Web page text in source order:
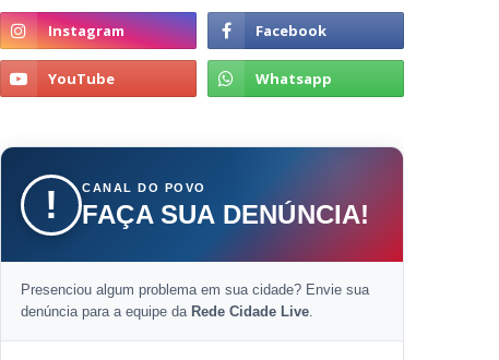
! CANAL DO POVO
FAÇA SUA DENÚNCIA!
Presenciou algum problema em sua cidade? Envie sua
denúncia para a equipe da Rede Cidade Live.